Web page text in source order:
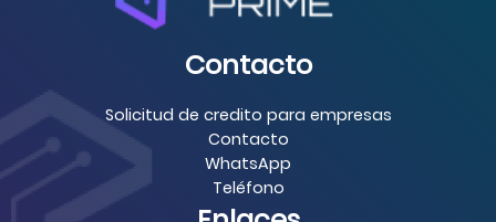
Contacto
Solicitud de credito para empresas
Contacto
WhatsApp
Teléfono